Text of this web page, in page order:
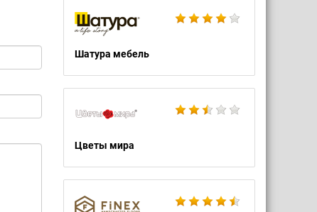
Шатура мебель
Цветы мира